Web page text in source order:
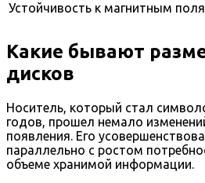
Устойчивость к магнитным
Какие бывают
дисков
Носитель, который стал
годов, прошел немало
появления. Его
параллельно с ростом
объеме хранимой информации.